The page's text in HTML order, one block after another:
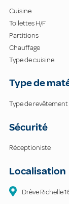
Cuisine
Toilettes H/F
Partitions
Chauffage
Type de cuisine
Type de
Type de revêtement
Sécurité
Réceptioniste
Localisation
Drève Richelle